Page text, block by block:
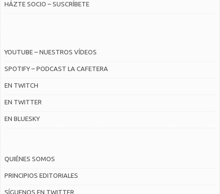
HÁZTE SOCIO – SUSCRÍBETE
YOUTUBE – NUESTROS VÍDEOS
SPOTIFY – PODCAST LA CAFETERA
EN TWITCH
EN TWITTER
EN BLUESKY
QUIÉNES SOMOS
PRINCIPIOS EDITORIALES
SÍGUENOS EN TWITTER